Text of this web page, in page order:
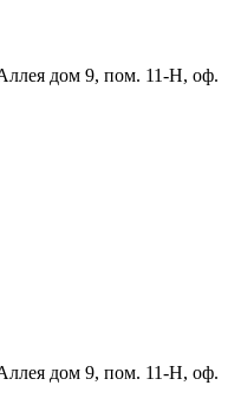
дом 9, пом. 11-Н, оф.
дом 9, пом. 11-Н, оф.